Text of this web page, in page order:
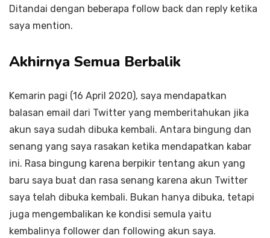
Ditandai dengan beberapa follow back dan reply ketika
saya mention.
Akhirnya Semua Berbalik
Kemarin pagi (16 April 2020), saya mendapatkan
balasan email dari Twitter yang memberitahukan jika
akun saya sudah dibuka kembali. Antara bingung dan
senang yang saya rasakan ketika mendapatkan kabar
ini. Rasa bingung karena berpikir tentang akun yang
baru saya buat dan rasa senang karena akun Twitter
saya telah dibuka kembali. Bukan hanya dibuka, tetapi
juga mengembalikan ke kondisi semula yaitu
kembalinya follower dan following akun saya.